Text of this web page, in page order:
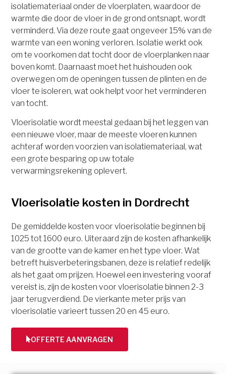
isolatiemateriaal onder de vloerplaten, waardoor de
warmte die door de vloer in de grond ontsnapt, wordt
verminderd. Via deze route gaat ongeveer 15% van de
warmte van een woning verloren. Isolatie werkt ook
om te voorkomen dat tocht door de vloerplanken naar
boven komt. Daarnaast moet het huishouden ook
overwegen om de openingen tussen de plinten en de
vloer te isoleren, wat ook helpt voor het verminderen
van tocht.
Vloerisolatie wordt meestal gedaan bij het leggen van
een nieuwe vloer, maar de meeste vloeren kunnen
achteraf worden voorzien van isolatiemateriaal, wat
een grote besparing op uw totale
verwarmingsrekening oplevert.
Vloerisolatie kosten in Dordrecht
De gemiddelde kosten voor vloerisolatie beginnen bij
1025 tot 1600 euro. Uiteraard zijn de kosten afhankelijk
van de grootte van de kamer en het type vloer. Wat
betreft huisverbeteringsbanen, deze is relatief redelijk
als het gaat om prijzen. Hoewel een investering vooraf
vereist is, zijn de kosten voor vloerisolatie binnen 2-3
jaar terugverdiend. De vierkante meter prijs van
vloerisolatie varieert tussen 20 en 45 euro.
OFFERTE AANVRAGEN